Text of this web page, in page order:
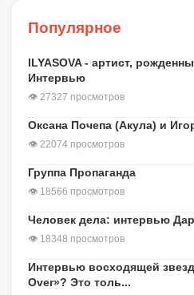
Популярное
ILYASOVA - артист,
Интервью
👁 27327 просмотров
Оксана Почепа (Акула) и
👁 22074 просмотров
Группа Пропаганда
👁 18566 просмотров
Человек дела: интервью
👁 18348 просмотров
Интервью восходящей
Over»? Это толь...